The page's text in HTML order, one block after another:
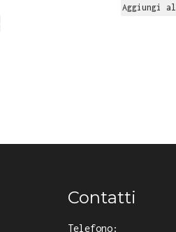
Aggiungi
Contatti
Telefono: